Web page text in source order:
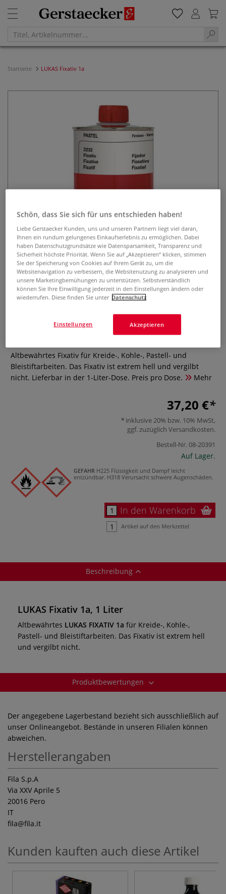
Startseite LUKAS Fixativ 1a
0 Bewertungen
Altbewährtes Fixativ für Kreide-, Kohle-, Pastell- und
Bleistiftarbeiten. Das Fixativ ist extrem hell und vergilbt
nicht. Lieferbar in der 1-Liter-Dose. Preis pro Dose.
Mehr
37,20 €
inklusive 20% bzw. 10% MwSt,
ggf. zuzüglich Versandkosten.
Bestell-Nr.08-20391
Auf Lager.
GEFAHR H225 Flüssigkeit und Dampf leicht
entzündbar. H318 Verursacht schwere Augenschäden.
In den Warenkorb
Artikel auf den Merkzettel
Beschreibung
LUKAS Fixativ 1a, 1 Liter
Altbewährtes LUKAS FIXATIV 1a für Kreide-, Kohle-,
Pastell- und Bleistiftarbeiten. Das Fixativ ist extrem hell
und vergilbt nicht.
Produktbewertungen
Der angegebene Lagerbestand bezieht sich ausschließlich auf
unser Onlineangebot. Bestände in unseren Filialen können
abweichen.
Herstellerangaben
Fila S.p.A
Via XXV Aprile 5
20016 Pero
IT
fila@fila.it
Kunden kauften auch diese Artikel
Schön, dass Sie sich für uns entschieden haben!
Liebe Gerstaecker Kunden, uns und unseren Partnern liegt viel daran,
Ihnen ein rundum gelungenes Einkaufserlebnis zu ermöglichen. Dabei
haben Datenschutzgrundsätze wie Datensparsamkeit, Transparenz und
Sicherheit höchste Priorität. Wenn Sie auf „Akzeptieren“ klicken, stimmen
Sie der Speicherung von Cookies auf Ihrem Gerät zu, um die
Websitenavigation zu verbessern, die Websitenutzung zu analysieren und
unsere Marketingbemühungen zu unterstützen. Selbstverständlich
können Sie Ihre Einwilligung jederzeit in den Einstellungen ändern oder
wiederrufen. Diese finden Sie unter Datenschutz
Akzeptieren
Einstellungen